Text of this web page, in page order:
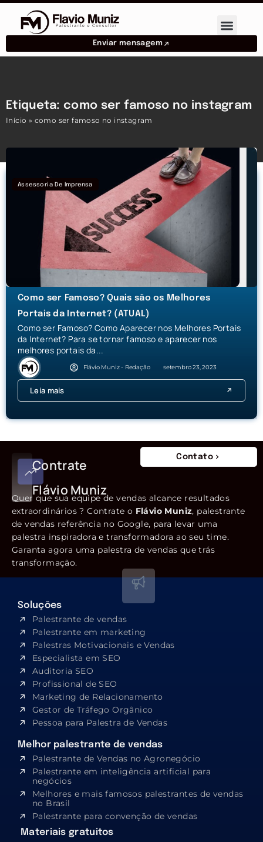
Enviar mensagem
Etiqueta: como ser famoso no instagram
Início » como ser famoso no instagram
Assessoria De Imprensa
Como ser Famoso? Quais são os Melhores
Portais da Internet? (ATUAL)
Como ser Famoso? Como Aparecer nos Melhores Portais
da Internet? Para se tornar famoso e aparecer nos
melhores portais da...
Flávio Muniz - Redação setembro 23, 2023
Leia mais
Contrate
Flávio Muniz
Contato
Quer que sua equipe de vendas alcance resultados
extraordinários ? Contrate o Flávio Muniz, palestrante
de vendas referência no Google, para levar uma
palestra inspiradora e transformadora ao seu time.
Garanta agora uma palestra de vendas que trás
transformação.
Soluções
Palestrante de vendas
Palestrante em marketing
Palestras Motivacionais e Vendas
Especialista em SEO​
Auditoria SEO
Profissional de SEO
Marketing de Relacionamento
Gestor de Tráfego Orgânico
Pessoa para Palestra de Vendas
Melhor palestrante de vendas
Palestrante de Vendas no Agronegócio
Palestrante em inteligência artificial para
negócios
Melhores e mais famosos palestrantes de vendas
no Brasil
Palestrante para convenção de vendas
Materiais gratuitos